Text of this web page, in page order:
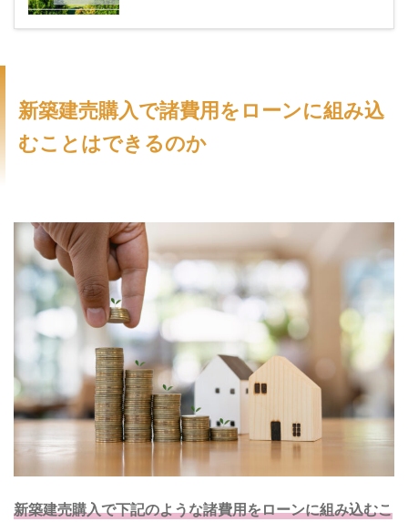
新築建売購入で諸費用をローンに組み込
むことはできるのか
新築建売購入で下記のような諸費用をローンに組み込むこ